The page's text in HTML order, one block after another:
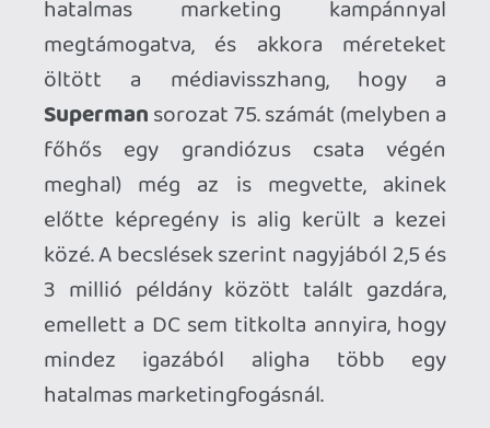
Pedig lett volna bőven potenciál a
témában. A történet elején még maga
Superman beszél a félelemről egy
televíziós talk-show keretében, ahová
meghívták – ez remek alapot adna a
cselekménynek, de az írók nem mennek
el odáig, hogy kiaknázzák az ebben rejlő
lehetőségeket. A rettenthetetlen